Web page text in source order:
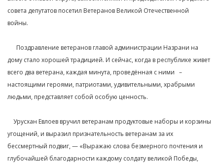
совета депутатов посетил Ветеранов Великой Отечественной
войны.⁣⁣⠀
⠀⠀Поздравление ветеранов главой администрации Назрани на
дому стало хорошей традицией. И сейчас, когда в республике живет
всего два ветерана, каждая минута, проведённая с ними⠀–
настоящими героями, патриотами, удивительными, храбрыми
людьми, представляет собой особую ценность.⁣⁣⠀
⠀ Урусхан Евлоев вручил ветеранам продуктовые наборы и корзины
угощений, и выразил признательность ветеранам за их
бессмертный подвиг, — «Выражаю слова безмерного почтения и
глубочайшей благодарности каждому солдату великой Победы,